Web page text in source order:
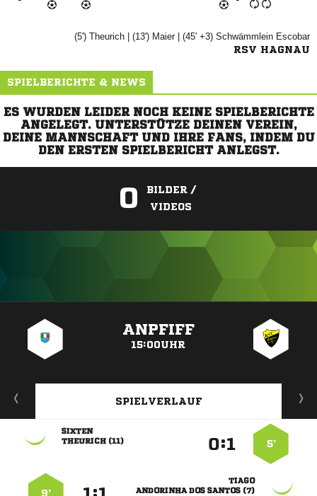
(5')  | (13') | (45' +3)  
RSV HAGNAU
SPIELBERICHTE & NEWS
ES WURDEN LEIDER NOCH KEINE SPIELBERICHTE
ANGELEGT. UNTERSTÜTZE DEINEN VEREIN,
DEINE MANNSCHAFT UND IHRE FANS, INDEM DU
DEN ERSTEN SPIELBERICHT ANLEGST.
0
BILDER /
VIDEOS
ANPFIFF
15:00UHR
SPIELVERLAUF
5’
:

 

   
9’